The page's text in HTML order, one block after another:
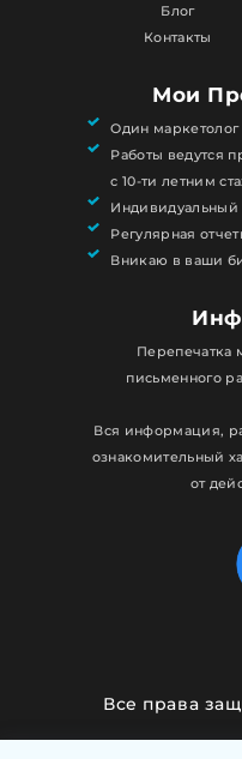
Блог
Контакты
Мои
Один
Работы ведутся
с 10-ти летним
Индивидуальный
Регулярная
Вникаю в ваши
Перепечатка
письменного
Вся информация,
ознакомительный
от
Все права